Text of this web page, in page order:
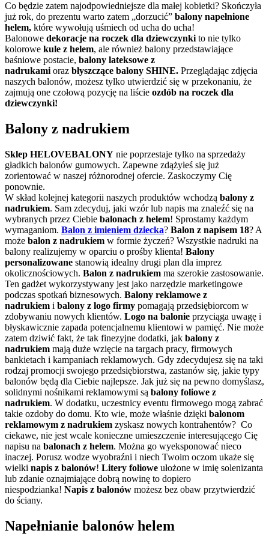
Co będzie zatem najodpowiedniejsze dla małej kobietki? Skończyła
już rok, do prezentu warto zatem „dorzucić” balony napełnione
helem, które wywołują uśmiech od ucha do ucha!
Balonowe dekoracje na roczek dla dziewczynki to nie tylko
kolorowe kule z helem, ale również balony przedstawiające
baśniowe postacie, balony lateksowe z
nadrukami oraz błyszczące balony SHINE. Przeglądając zdjęcia
naszych balonów, możesz tylko utwierdzić się w przekonaniu, że
zajmują one czołową pozycję na liście ozdób na roczek dla
dziewczynki!
Balony z nadrukiem
Sklep HELOVEBALONY nie poprzestaje tylko na sprzedaży
gładkich balonów gumowych. Zapewne zdążyłeś się już
zorientować w naszej różnorodnej ofercie. Zaskoczymy Cię
ponownie.
W skład kolejnej kategorii naszych produktów wchodzą balony z
nadrukiem. Sam zdecyduj, jaki wzór lub napis ma znaleźć się na
wybranych przez Ciebie balonach z helem! Sprostamy każdym
wymaganiom. Balon z imieniem dziecka? Balon z napisem 18? A
może balon z nadrukiem w formie życzeń? Wszystkie nadruki na
balony realizujemy w oparciu o prośby klienta! Balony
personalizowane stanowią idealny drugi plan dla imprez
okolicznościowych. Balon z nadrukiem ma szerokie zastosowanie.
Ten gadżet wykorzystywany jest jako narzędzie marketingowe
podczas spotkań biznesowych. Balony reklamowe z
nadrukiem i balony z logo firmy pomagają przedsiębiorcom w
zdobywaniu nowych klientów. Logo na balonie przyciąga uwagę i
błyskawicznie zapada potencjalnemu klientowi w pamięć. Nie może
zatem dziwić fakt, że tak finezyjne dodatki, jak balony z
nadrukiem mają duże wzięcie na targach pracy, firmowych
bankietach i kampaniach reklamowych. Gdy zdecydujesz się na taki
rodzaj promocji swojego przedsiębiorstwa, zastanów się, jakie typy
balonów będą dla Ciebie najlepsze. Jak już się na pewno domyślasz,
solidnymi nośnikami reklamowymi są balony foliowe z
nadrukiem. W dodatku, uczestnicy eventu firmowego mogą zabrać
takie ozdoby do domu. Kto wie, może właśnie dzięki balonom
reklamowym z nadrukiem zyskasz nowych kontrahentów? Co
ciekawe, nie jest wcale konieczne umieszczenie interesującego Cię
napisu na balonach z helem. Można go wyeksponować nieco
inaczej. Porusz wodze wyobraźni i niech Twoim oczom ukaże się
wielki napis z balonów! Litery foliowe ułożone w imię solenizanta
lub zdanie oznajmiające dobrą nowinę to dopiero
niespodzianka! Napis z balonów możesz bez obaw przytwierdzić
do ściany.
Napełnianie balonów helem